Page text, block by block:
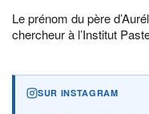
Le prénom du père
chercheur à l’Institut
SUR INSTAGRAM